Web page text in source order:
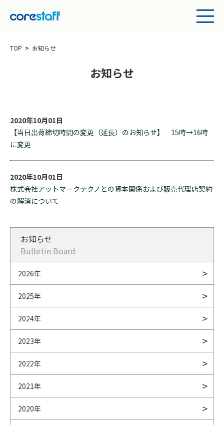
TOP お知らせ
お知らせ
2020年10月01日
【当日出荷締切時間の変更（延長）のお知らせ】 15時→16時
に変更
2020年10月01日
株式会社アットマークテクノとの資本関係および販売代理店契約
の解消について
お知らせ
Bulletin Board
2026年
2025年
2024年
2023年
2022年
2021年
2020年